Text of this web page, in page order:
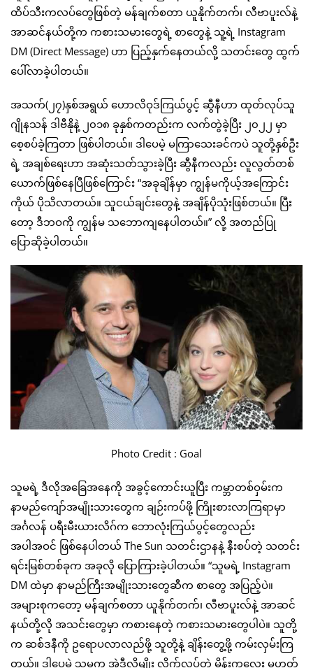
ထိပ်သီးကလပ်တွေဖြစ်တဲ့ မန်ချက်စတာ ယူနိုက်တက်၊ လီဗာပူးလ်နဲ့
အာဆင်နယ်တို့က ကစားသမားတွေရဲ့ စာတွေနဲ့ သူ့ရဲ့ Instagram
DM (Direct Message) ဟာ ပြည့်နှက်နေတယ်လို့ သတင်းတွေ ထွက်
ပေါ်လာခဲ့ပါတယ်။
အသက်(၂၇)နှစ်အရွယ် ဟောလိဝုဒ်ကြယ်ပွင့် ဆွီနီဟာ ထုတ်လုပ်သူ
ဂျိုနသန် ဒါဗီနိုနဲ့ ၂၀၁၈ ခုနှစ်ကတည်းက လက်တွဲခဲ့ပြီး ၂၀၂၂ မှာ
စေ့စပ်ခဲ့ကြတာ ဖြစ်ပါတယ်။ ဒါပေမဲ့ မကြာသေးခင်ကပဲ သူတို့နှစ်ဦး
ရဲ့ အချစ်ရေးဟာ အဆုံးသတ်သွားခဲ့ပြီး ဆွီနီကလည်း လူလွတ်တစ်
ယောက်ဖြစ်နေပြီဖြစ်ကြောင်း “အခုချိန်မှာ ကျွန်မကိုယ့်အကြောင်း
ကိုယ် ပိုသိလာတယ်။ သူငယ်ချင်းတွေနဲ့ အချိန်ပိုသုံးဖြစ်တယ်။ ပြီး
တော့ ဒီဘဝကို ကျွန်မ သဘောကျနေပါတယ်။” လို့ အတည်ပြု
ပြောဆိုခဲ့ပါတယ်။
Photo Credit : Goal
သူမရဲ့ ဒီလိုအခြေအနေကို အခွင့်ကောင်းယူပြီး ကမ္ဘာတစ်ဝှမ်းက
နာမည်ကျော်အမျိုးသားတွေက ချဉ်းကပ်ဖို့ ကြိုးစားလာကြရာမှာ
အင်္ဂလန် ပရီးမီးယားလိဂ်က ဘောလုံးကြယ်ပွင့်တွေလည်း
အပါအဝင် ဖြစ်နေပါတယ် The Sun သတင်းဌာနနဲ့ နီးစပ်တဲ့ သတင်း
ရင်းမြစ်တစ်ခုက အခုလို ပြောကြားခဲ့ပါတယ်။ “သူမရဲ့ Instagram
DM ထဲမှာ နာမည်ကြီးအမျိုးသားတွေဆီက စာတွေ အပြည့်ပဲ။
အများစုကတော့ မန်ချက်စတာ ယူနိုက်တက်၊ လီဗာပူးလ်နဲ့ အာဆင်
နယ်တို့လို အသင်းတွေမှာ ကစားနေတဲ့ ကစားသမားတွေပါပဲ။ သူတို့
က ဆစ်ဒနီကို ဥရောပလာလည်ဖို့ သူတို့နဲ့ ချိန်းတွေ့ဖို့ ကမ်းလှမ်းကြ
တယ်။ ဒါပေမဲ့ သူမက အဲ့ဒီလိုမျိုး လိုက်လုပ်တဲ့ မိန်းကလေး မဟုတ်